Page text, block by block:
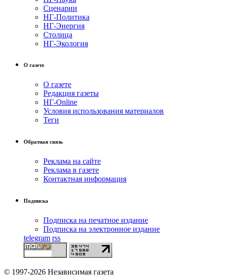
Сценарии
НГ-Политика
НГ-Энергия
Столица
НГ-Экология
О газете
О газете
Редакция газеты
НГ-Online
Условия использования материалов
Теги
Обратная связь
Реклама на сайте
Реклама в газете
Контактная информация
Подписка
Подписка на печатное издание
Подписка на электронное издание
telegram rss
© 1997-2026 Независимая газета